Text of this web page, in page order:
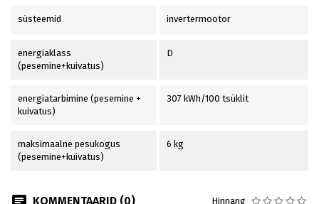
süsteemid invertermootor
energiaklass
(pesemine+kuivatus)
D
energiatarbimine (pesemine +
kuivatus)
307 kWh/100 tsüklit
maksimaalne pesukogus
(pesemine+kuivatus)
6 kg
KOMMENTAARID (0) Hinnang